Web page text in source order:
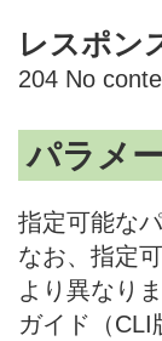
レスポン
204 No
パラメ
指定可能な
なお、指定
より異なり
ガイド（CLI